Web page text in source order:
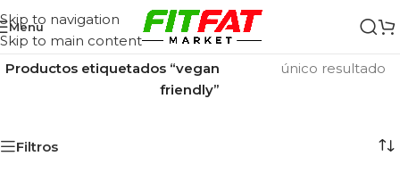
Skip to navigation
Skip to main content
Menu
Inicio/
Productos etiquetados “vegan
friendly”
único resultado
Filtros